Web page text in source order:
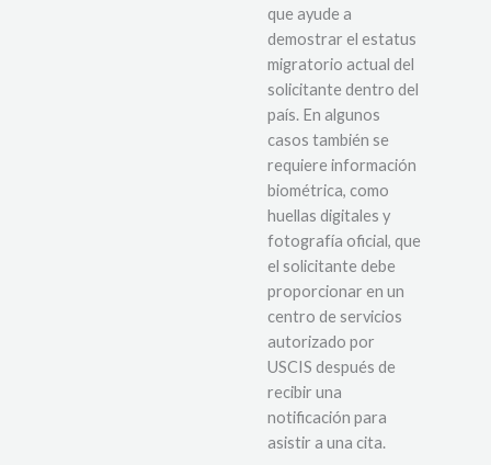
que ayude a
demostrar el estatus
migratorio actual del
solicitante dentro del
país. En algunos
casos también se
requiere información
biométrica, como
huellas digitales y
fotografía oficial, que
el solicitante debe
proporcionar en un
centro de servicios
autorizado por
USCIS después de
recibir una
notificación para
asistir a una cita.